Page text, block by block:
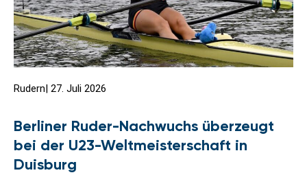
Rudern| 27. Juli 2026
Berliner Ruder-Nachwuchs überzeugt
bei der U23-Weltmeisterschaft in
Duisburg